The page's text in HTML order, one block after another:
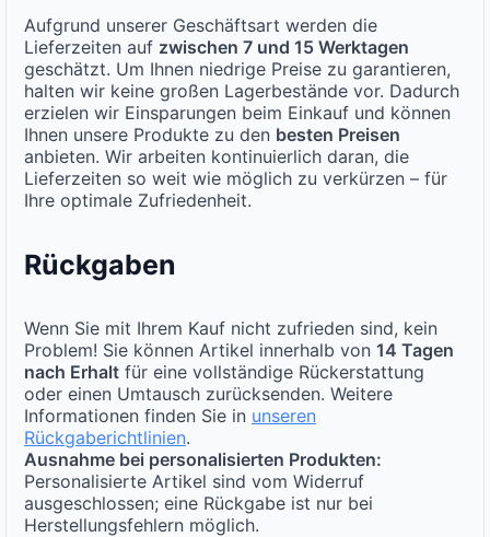
Aufgrund unserer Geschäftsart werden die
Lieferzeiten auf zwischen 7 und 15 Werktagen
geschätzt. Um Ihnen niedrige Preise zu garantieren,
halten wir keine großen Lagerbestände vor. Dadurch
erzielen wir Einsparungen beim Einkauf und können
Ihnen unsere Produkte zu den besten Preisen
anbieten. Wir arbeiten kontinuierlich daran, die
Lieferzeiten so weit wie möglich zu verkürzen – für
Ihre optimale Zufriedenheit.
Rückgaben
Wenn Sie mit Ihrem Kauf nicht zufrieden sind, kein
Problem! Sie können Artikel innerhalb von 14 Tagen
nach Erhalt für eine vollständige Rückerstattung
oder einen Umtausch zurücksenden. Weitere
Informationen finden Sie in unseren
Rückgaberichtlinien.
Ausnahme bei personalisierten Produkten:
Personalisierte Artikel sind vom Widerruf
ausgeschlossen; eine Rückgabe ist nur bei
Herstellungsfehlern möglich.